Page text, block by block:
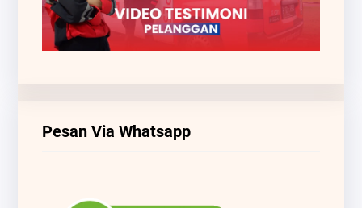
Pesan Via Whatsapp